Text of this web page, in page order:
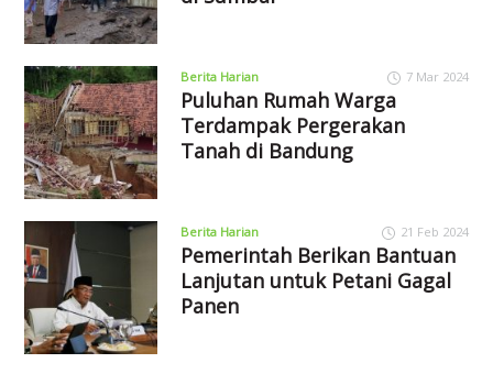
Berita Harian 7 Mar 2024
Puluhan Rumah Warga
Terdampak Pergerakan
Tanah di Bandung
Berita Harian 21 Feb 2024
Pemerintah Berikan Bantuan
Lanjutan untuk Petani Gagal
Panen